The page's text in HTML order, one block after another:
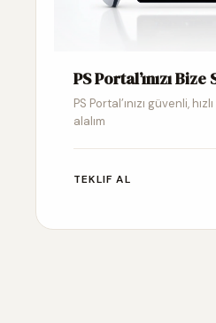
PS Portal’ınızı Bize
PS Portal’ınızı güvenli,
alalım
TEKLIF AL